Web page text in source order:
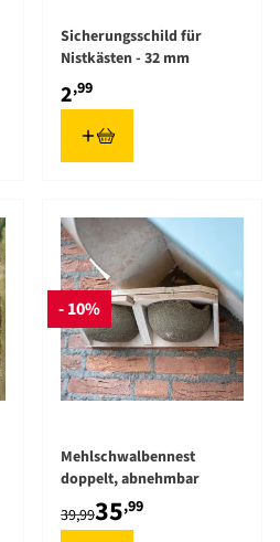
Sicherungsschild für
Nistkästen - 32 mm
2,99
- 10%
Mehlschwalbennest
doppelt, abnehmbar
35,99
39,99